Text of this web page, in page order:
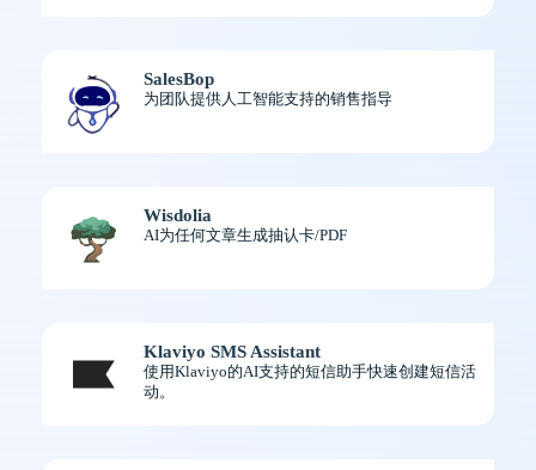
SalesBop
为团队提供人工智能支持的销售指导
Wisdolia
AI为任何文章生成抽认卡/PDF
Klaviyo SMS Assistant
使用Klaviyo的AI支持的短信助手快速创建短信活
动。